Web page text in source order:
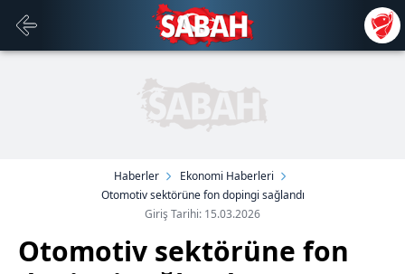
Haberler
Ekonomi Haberleri
Otomotiv sektörüne fon dopingi sağlandı
Giriş Tarihi: 15.03.2026
Otomotiv sektörüne fon